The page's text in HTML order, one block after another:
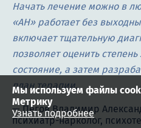
вам.
Начать лечение можно в
«АН» работает без
включает тщательную
позволяет оценить
состояние, а затем
план терапии.
Мы используем файлы
Метрику
Узнать подробнее